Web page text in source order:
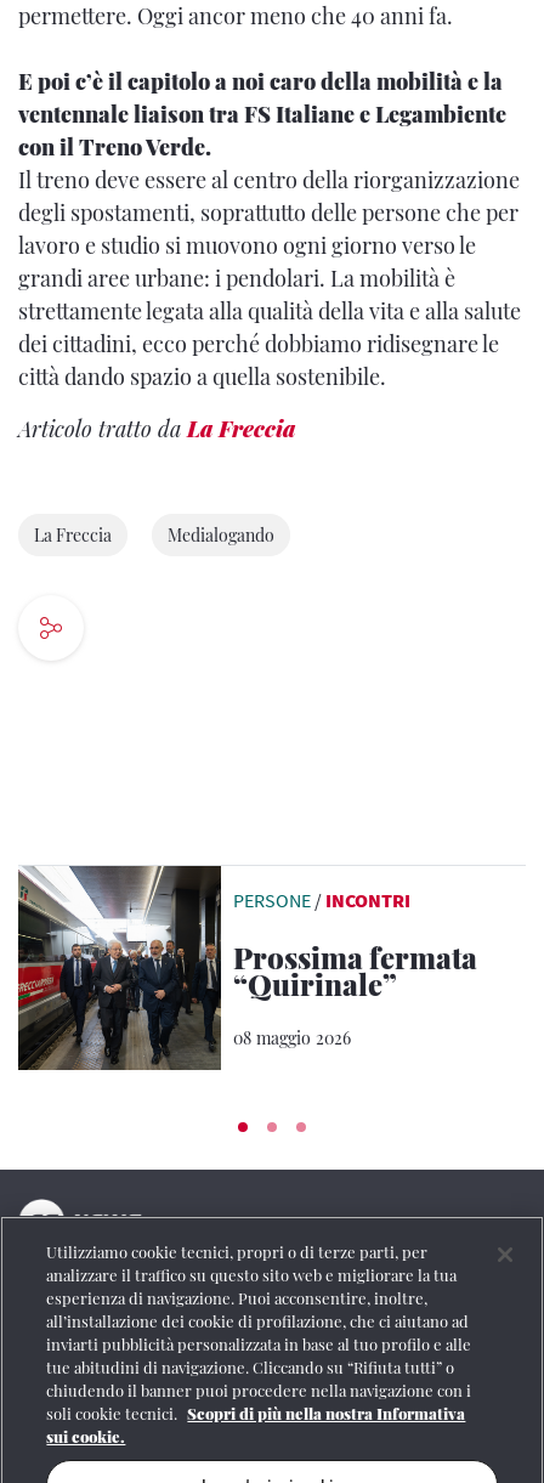
permettere. Oggi ancor meno che 40 anni fa.
E poi c’è il capitolo a noi caro della mobilità e la
ventennale liaison tra FS Italiane e Legambiente
con il Treno Verde.
Il treno deve essere al centro della riorganizzazione
degli spostamenti, soprattutto delle persone che per
lavoro e studio si muovono ogni giorno verso le
grandi aree urbane: i pendolari. La mobilità è
strettamente legata alla qualità della vita e alla salute
dei cittadini, ecco perché dobbiamo ridisegnare le
città dando spazio a quella sostenibile.
Articolo tratto daLa Freccia
La Freccia Medialogando
PERSONE / INCONTRI
Prossima fermata
“Quirinale”
08 maggio 2026
La testata online del Gruppo FS Italiane
Social
Se vuoi contattarci o avere altre informazioni
Utilizziamo cookie tecnici, propri o di terze parti, per
analizzare il traffico su questo sito web e migliorare la tua
esperienza di navigazione. Puoi acconsentire, inoltre,
all’installazione dei cookie di profilazione, che ci aiutano ad
inviarti pubblicità personalizzata in base al tuo profilo e alle
tue abitudini di navigazione. Cliccando su “Rifiuta tutti” o
chiudendo il banner puoi procedere nella navigazione con i
soli cookie tecnici. Scopri di più nella nostra Informativa
sui cookie.